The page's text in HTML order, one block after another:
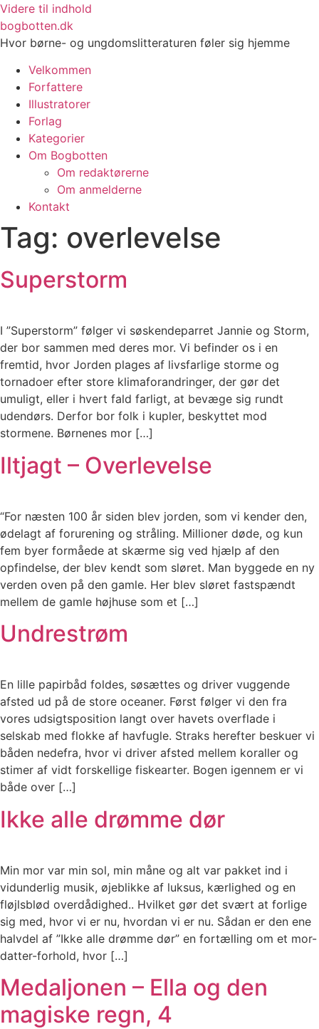
Videre til indhold
bogbotten.dk
Hvor børne- og ungdomslitteraturen føler sig hjemme
Velkommen
Forfattere
Illustratorer
Forlag
Kategorier
Om Bogbotten
Om redaktørerne
Om anmelderne
Kontakt
Tag: overlevelse
Superstorm
I ”Superstorm” følger vi søskendeparret Jannie og Storm,
der bor sammen med deres mor. Vi befinder os i en
fremtid, hvor Jorden plages af livsfarlige storme og
tornadoer efter store klimaforandringer, der gør det
umuligt, eller i hvert fald farligt, at bevæge sig rundt
udendørs. Derfor bor folk i kupler, beskyttet mod
stormene. Børnenes mor […]
Iltjagt – Overlevelse
“For næsten 100 år siden blev jorden, som vi kender den,
ødelagt af forurening og stråling. Millioner døde, og kun
fem byer formåede at skærme sig ved hjælp af den
opfindelse, der blev kendt som sløret. Man byggede en ny
verden oven på den gamle. Her blev sløret fastspændt
mellem de gamle højhuse som et […]
Undrestrøm
En lille papirbåd foldes, søsættes og driver vuggende
afsted ud på de store oceaner. Først følger vi den fra
vores udsigtsposition langt over havets overflade i
selskab med flokke af havfugle. Straks herefter beskuer vi
båden nedefra, hvor vi driver afsted mellem koraller og
stimer af vidt forskellige fiskearter. Bogen igennem er vi
både over […]
Ikke alle drømme dør
Min mor var min sol, min måne og alt var pakket ind i
vidunderlig musik, øjeblikke af luksus, kærlighed og en
fløjlsblød overdådighed.. Hvilket gør det svært at forlige
sig med, hvor vi er nu, hvordan vi er nu. Sådan er den ene
halvdel af ”Ikke alle drømme dør” en fortælling om et mor-
datter-forhold, hvor […]
Medaljonen – Ella og den
magiske regn, 4